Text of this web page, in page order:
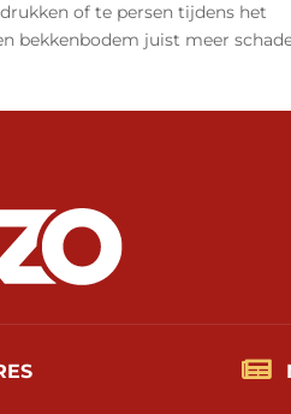
of te persen tijdens het
bekkenbodem juist meer
